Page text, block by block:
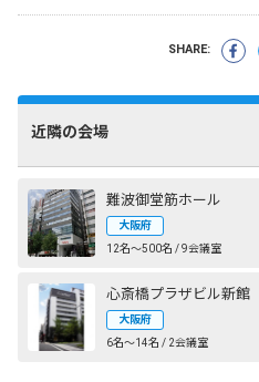
SHARE:
近隣の会場
難波御堂筋ホール
大阪府
12名〜500名 / 9会議室
心斎橋プラザビル新館
大阪府
6名〜14名 / 2会議室